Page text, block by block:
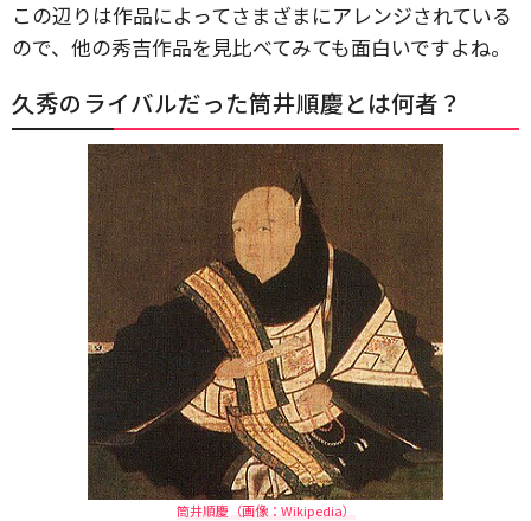
この辺りは作品によってさまざまにアレンジされている
ので、他の秀吉作品を見比べてみても面白いですよね。
久秀のライバルだった筒井順慶とは何者？
筒井順慶（画像：Wikipedia）